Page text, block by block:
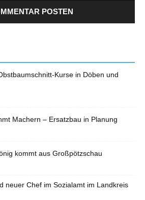
Kurse in Döben und
Machern – Ersatzbau in Planung
kommt aus Großpötzschau
neuer Chef im Sozialamt im Landkreis